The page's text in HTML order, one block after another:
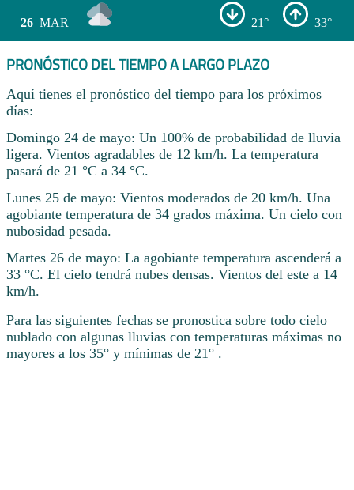
26 MAR 21° 33°
PRONÓSTICO DEL TIEMPO A LARGO PLAZO
Aquí tienes el pronóstico del tiempo para los próximos
días:
Domingo 24 de mayo: Un 100% de probabilidad de lluvia
ligera. Vientos agradables de 12 km/h. La temperatura
pasará de 21 °C a 34 °C.
Lunes 25 de mayo: Vientos moderados de 20 km/h. Una
agobiante temperatura de 34 grados máxima. Un cielo con
nubosidad pesada.
Martes 26 de mayo: La agobiante temperatura ascenderá a
33 °C. El cielo tendrá nubes densas. Vientos del este a 14
km/h.
Para las siguientes fechas se pronostica sobre todo cielo
nublado con algunas lluvias con temperaturas máximas no
mayores a los 35° y mínimas de 21° .